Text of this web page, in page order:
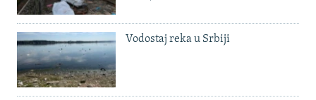
Vodostaj reka u Srbiji